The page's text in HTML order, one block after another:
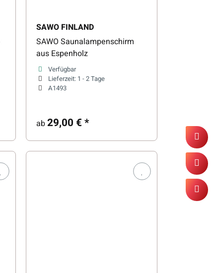
SAWO FINLAND
SAWO Saunalampenschirm
aus Espenholz
Verfügbar
Lieferzeit: 1 - 2 Tage
A1493
ab29,00 €*